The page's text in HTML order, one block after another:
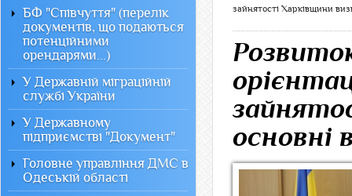
зайнятості Харківщини
основні
БФ "Співчуття" (перелік
документів, що подаються
потенційними
орендарями...)
У Державній міграційній
службі України
У Державному
підприємстві "Документ"
Головне управління ДМС в
Одеській області